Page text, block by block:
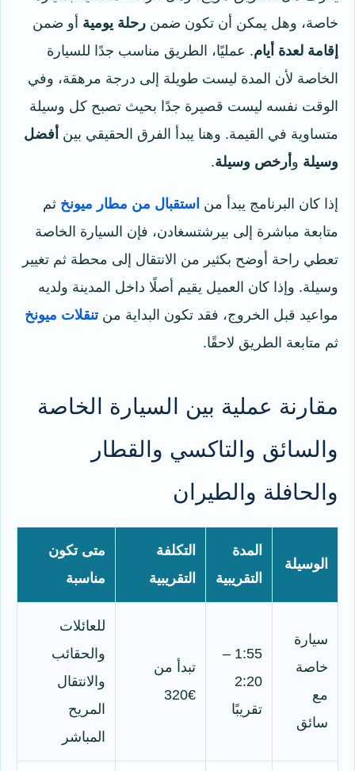
خاصة، وهل يمكن أن تكون ضمن رحلة يومية أو ضمن
إقامة لعدة أيام. عمليًا، الطريق مناسب جدًا للسيارة
الخاصة لأن المدة ليست طويلة إلى درجة مرهقة، وفي
الوقت نفسه ليست قصيرة جدًا بحيث تصبح كل وسيلة
متساوية في القيمة. وهنا يبدأ الفرق الحقيقي بين أفضل
وسيلة و أرخص وسيلة.
إذا كان البرنامج يبدأ من استقبال من مطار ميونخ ثم
متابعة مباشرة إلى بيرشتسغادن، فإن السيارة الخاصة
تعطي راحة أوضح بكثير من الانتقال إلى محطة ثم تغيير
وسيلة. وإذا كان العميل يقيم أصلًا داخل المدينة ولديه
مواعيد قبل الخروج، فقد تكون البداية منتنقلات ميونخ
ثم متابعة الطريق لاحقًا.
مقارنة عملية بين السيارة الخاصة
والسائق والتاكسي والقطار
والحافلة والطيران
الوسيلة
المدة
التقريبية
التكلفة
التقريبية
متى تكون
مناسبة
سيارة
خاصة
مع
سائق
1:55 –
2:20
تقريبًا
تبدأ من
€320
للعائلات
والحقائب
والانتقال
المريح
المباشر